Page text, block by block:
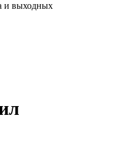
и выходных